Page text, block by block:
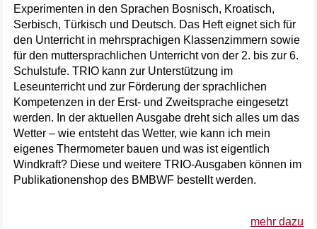
Experimenten in den Sprachen Bosnisch, Kroatisch,
Serbisch, Türkisch und Deutsch. Das Heft eignet sich für
den Unterricht in mehrsprachigen Klassenzimmern sowie
für den muttersprachlichen Unterricht von der 2. bis zur 6.
Schulstufe. TRIO kann zur Unterstützung im
Leseunterricht und zur Förderung der sprachlichen
Kompetenzen in der Erst- und Zweitsprache eingesetzt
werden. In der aktuellen Ausgabe dreht sich alles um das
Wetter – wie entsteht das Wetter, wie kann ich mein
eigenes Thermometer bauen und was ist eigentlich
Windkraft? Diese und weitere TRIO-Ausgaben können im
Publikationenshop des BMBWF bestellt werden.
mehr dazu